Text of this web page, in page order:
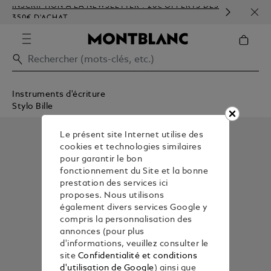
INSCRIPTION À LA NEWSLETTER : 20€ OFFERTS DÈS
350€ D'ACHAT
Instruments d'écriture
Stylo Bille
Le présent site Internet utilise des
cookies et technologies similaires
pour garantir le bon
fonctionnement du Site et la bonne
prestation des services ici
proposes. Nous utilisons
également divers services Google y
compris la personnalisation des
annonces (pour plus
d'informations, veuillez consulter le
site Confidentialité et conditions
d'utilisation de Google) ainsi que